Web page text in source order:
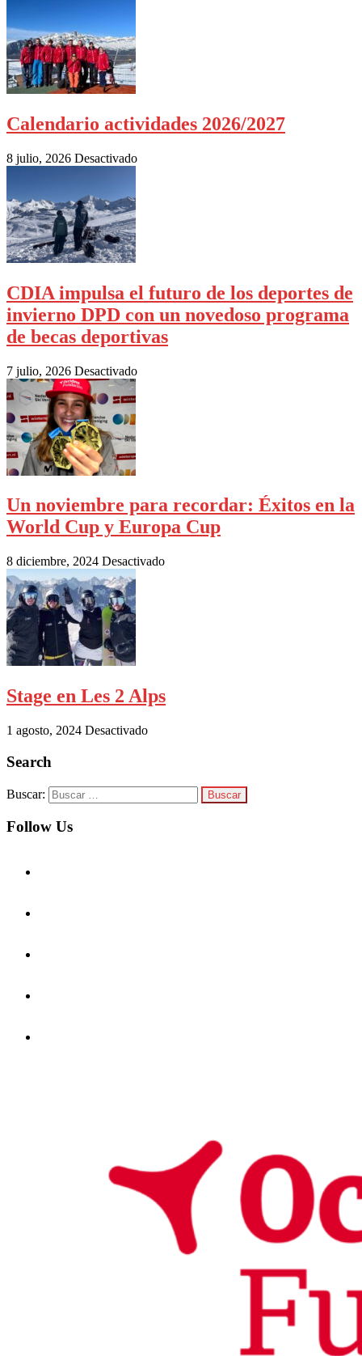
Calendario actividades 2026/2027
8 julio, 2026 Desactivado
CDIA impulsa el futuro de los deportes de
invierno DPD con un novedoso programa
de becas deportivas
7 julio, 2026 Desactivado
Un noviembre para recordar: Éxitos en la
World Cup y Europa Cup
8 diciembre, 2024 Desactivado
Stage en Les 2 Alps
1 agosto, 2024 Desactivado
Search
Buscar:
Follow Us